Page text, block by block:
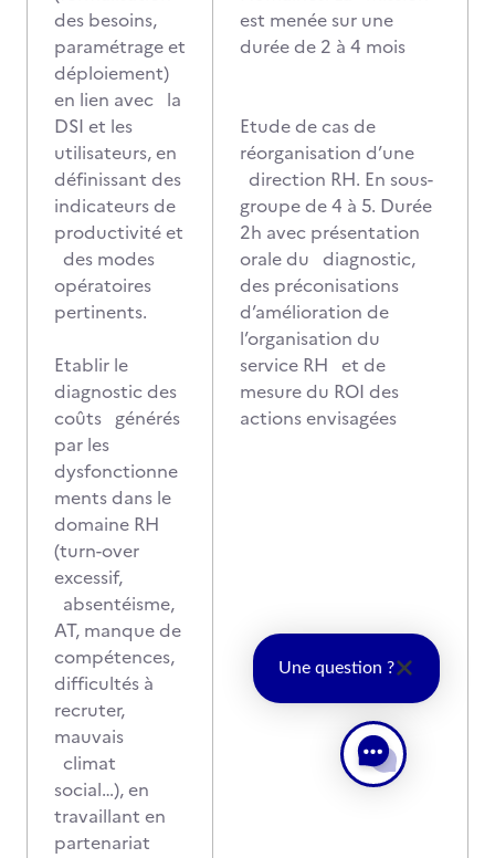
des besoins,
paramétrage et
déploiement)
en lien avec la
DSI et les
utilisateurs, en
définissant des
indicateurs de
productivité et
des modes
opératoires
pertinents.
Etablir le
diagnostic des
coûts générés
par les
dysfonctionne
ments dans le
domaine RH
(turn-over
excessif,
absentéisme,
AT, manque de
compétences,
difficultés à
recruter,
mauvais
climat
social…), en
travaillant en
partenariat
est menée sur une
durée de 2 à 4 mois
Etude de cas de
réorganisation d’une
direction RH. En sous-
groupe de 4 à 5. Durée
2h avec présentation
orale du diagnostic,
des préconisations
d’amélioration de
l’organisation du
service RH et de
mesure du ROI des
actions envisagées
Une question ?